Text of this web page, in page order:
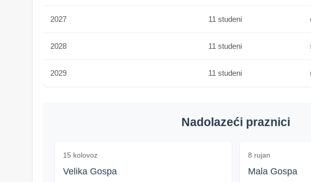
2027 11 studeni
2028 11 studeni
2029 11 studeni
Nadolazeći praznici
15 kolovoz
Velika Gospa
8 rujan
Mala Gospa